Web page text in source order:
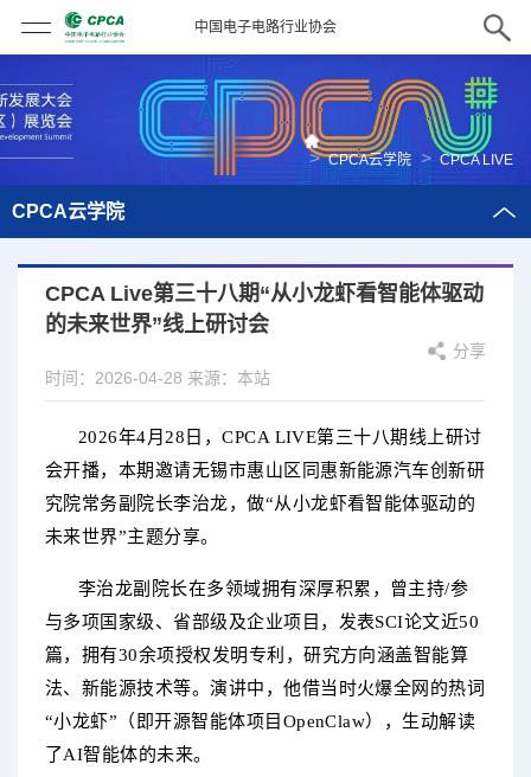
中国电子电路行业协会
> CPCA云学院 > CPCA LIVE
CPCA云学院
CPCA Live第三十八期“从小龙虾看智能体驱动
的未来世界”线上研讨会
分享
时间：2026-04-28 来源：本站
2026年4月28日，CPCA LIVE第三十八期线上研讨
会开播，本期邀请无锡市惠山区同惠新能源汽车创新研
究院常务副院长李治龙，做“从小龙虾看智能体驱动的
未来世界”主题分享。
李治龙副院长在多领域拥有深厚积累，曾主持/参
与多项国家级、省部级及企业项目，发表SCI论文近50
篇，拥有30余项授权发明专利，研究方向涵盖智能算
法、新能源技术等。演讲中，他借当时火爆全网的热词
“小龙虾”（即开源智能体项目OpenClaw），生动解读
了AI智能体的未来。